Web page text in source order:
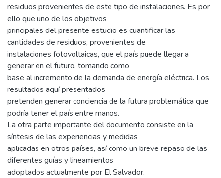
residuos provenientes de este tipo de instalaciones. Es por
ello que uno de los objetivos
principales del presente estudio es cuantificar las
cantidades de residuos, provenientes de
instalaciones fotovoltaicas, que el país puede llegar a
generar en el futuro, tomando como
base al incremento de la demanda de energía eléctrica. Los
resultados aquí presentados
pretenden generar conciencia de la futura problemática que
podría tener el país entre manos.
La otra parte importante del documento consiste en la
síntesis de las experiencias y medidas
aplicadas en otros países, así como un breve repaso de las
diferentes guías y lineamientos
adoptados actualmente por El Salvador.